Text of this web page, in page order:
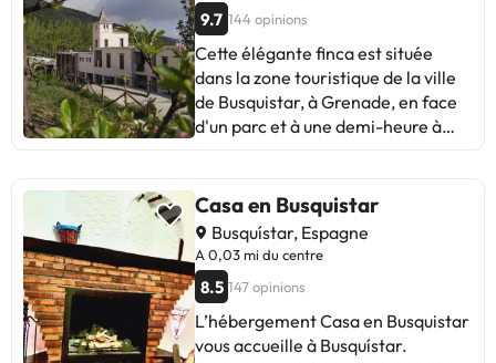
9.7 144 opinions
Cette élégante finca est située
dans la zone touristique de la ville
de Busquistar, à Grenade, en face
d'un parc et à une demi-heure à
boutiques, d'entreprises, de cafés,
de bars, de restaurants et une vie
nocturne animée. Cette ferme,
rénovée en 2004, compte 51
appartements et studios répartis
sur quatre étages. Il comprend un
hall d'accueil avec ascenseur et une
Casa en Busquistar
Busquístar, Espagne
A 0,03 mi du centre
8.5 147 opinions
L’hébergement Casa en Busquistar
vous accueille à Busquístar.